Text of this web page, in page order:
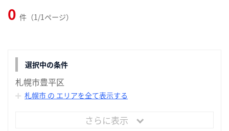
0 件（1/1ページ）
選択中の条件
札幌市豊平区
札幌市 の エリアを全て表示する
さらに表示